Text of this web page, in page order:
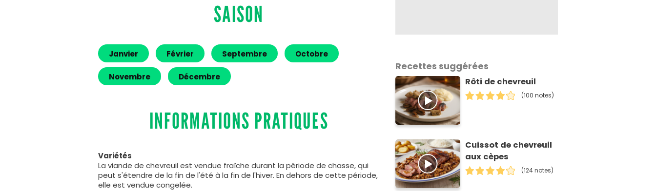
SAISON
Janvier Février Septembre Octobre
Novembre Décembre
INFORMATIONS PRATIQUES
Variétés
La viande de chevreuil est vendue fraîche durant la période de chasse, qui
peut s'étendre de la fin de l'été à la fin de l'hiver. En dehors de cette période,
elle est vendue congelée.
Recettes suggérées
Rôti de chevreuil
(100 notes)
Cuissot de chevreuil
aux cèpes
(124 notes)